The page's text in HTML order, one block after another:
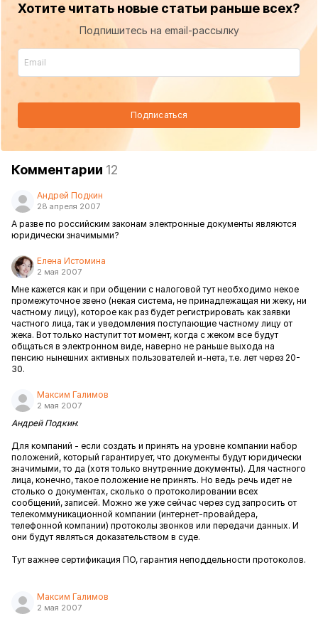
Хотите читать новые статьи раньше всех?
Подпишитесь на email-рассылку
Подписаться
Комментарии 12
Андрей Подкин
28 апреля 2007
А разве по российским законам электронные документы являются
юридически значимыми?
Елена Истомина
2 мая 2007
Мне кажется как и при общении с налоговой тут необходимо некое
промежуточное звено (некая система, не принадлежащая ни жеку, ни
частному лицу), которое как раз будет регистрировать как заявки
частного лица, так и уведомления поступающие частному лицу от
жека. Вот только наступит тот момент, когда с жеком все будут
общаться в электронном виде, наверно не раньше выхода на
пенсию нынешних активных пользователей и-нета, т.е. лет через 20-
30.
Максим Галимов
2 мая 2007
Андрей Подкин:
Для компаний - если создать и принять на уровне компании набор
положений, который гарантирует, что документы будут юридически
значимыми, то да (хотя только внутренние документы). Для частного
лица, конечно, такое положение не принять. Но ведь речь идет не
столько о документах, сколько о протоколировании всех
сообщений, записей. Можно же уже сейчас через суд запросить от
телекоммуникационной компании (интернет-провайдера,
телефонной компании) протоколы звонков или передачи данных. И
они будут являться доказательством в суде.
Тут важнее сертификация ПО, гарантия неподдельности протоколов.
Максим Галимов
2 мая 2007